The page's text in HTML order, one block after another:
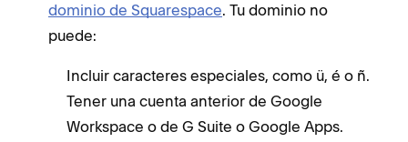
dominio de Squarespace. Tu dominio no
puede:
Incluir caracteres especiales, como ü, é o ñ.
Tener una cuenta anterior de Google
Workspace o de G Suite o Google Apps.